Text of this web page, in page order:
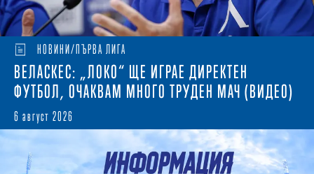
НОВИНИ/ПЪРВА ЛИГА
ВЕЛАСКЕС: „ЛОКО“ ЩЕ ИГРАЕ ДИРЕКТЕН
ФУТБОЛ, ОЧАКВАМ МНОГО ТРУДЕН МАЧ (ВИДЕО)
6 август 2026